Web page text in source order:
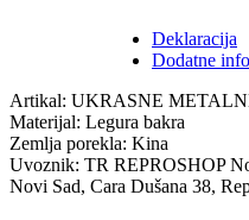
Deklaracija
Dodatne
Artikal: UKRASNE
Materijal: Legura bakra
Zemlja porekla: Kina
Uvoznik: TR REPROSHOP
Novi Sad, Cara Dušana 38,